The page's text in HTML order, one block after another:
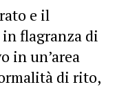
e il
flagranza di
in un’area
di rito,